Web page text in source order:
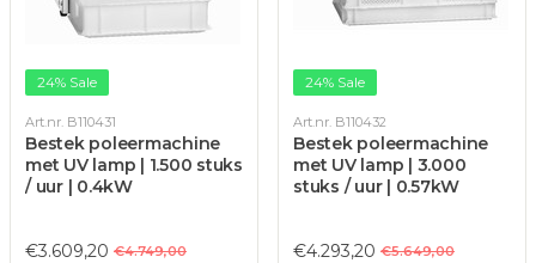
24% Sale
Art.nr. B110431
Bestek poleermachine
met UV lamp | 1.500 stuks
/ uur | 0.4kW
€3.609,20 €4.749,00
24% Sale
Art.nr. B110432
Bestek poleermachine
met UV lamp | 3.000
stuks / uur | 0.57kW
€4.293,20 €5.649,00